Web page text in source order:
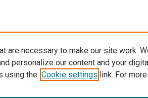
are necessary to make our site work.
personalize our content and your
using the Cookie settings link. For